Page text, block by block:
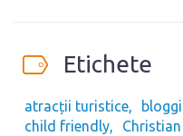
Etichete
atracții turistice
child friendly